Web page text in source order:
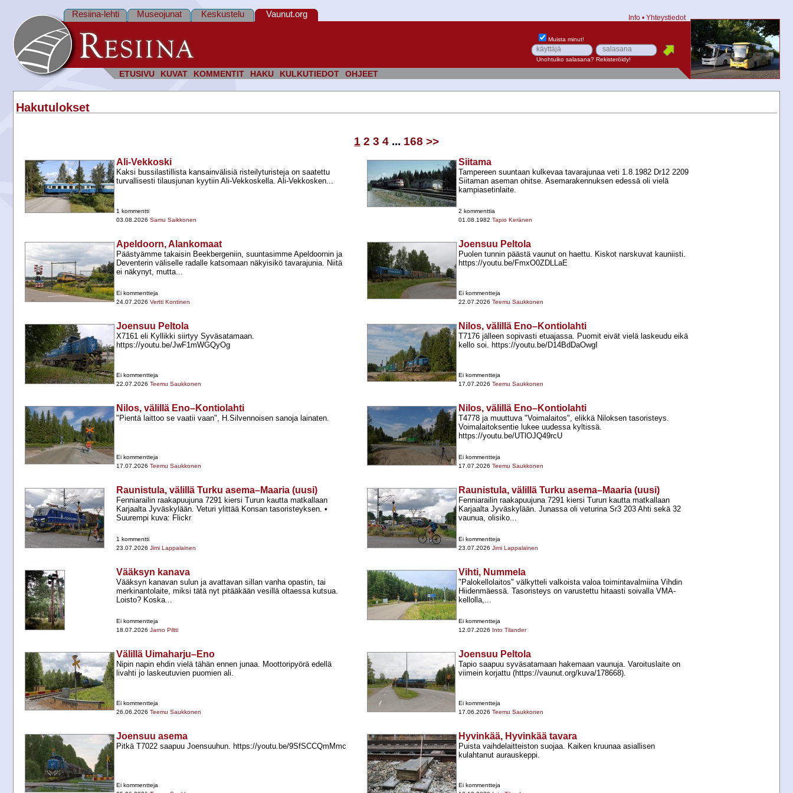
ETUSIVU KUVAT KOMMENTIT HAKU KULKUTIEDOT OHJEET
Resiina-lehti Museojunat Keskustelu Vaunut.org Info • Yhteystiedot
Muista minut!
Unohtuiko salasana? Rekisteröidy!
Hakutulokset
1 2 3 4 ... 168 >>
Ali-Vekkoski
Kaksi bussilastillista kansainvälisiä risteilyturisteja on saatettu
turvallisesti tilausjunan kyytiin Ali-​Vekkoskella. Ali-​Vekkosken...
1 kommentti
03.08.2026 Samu Saikkonen
Siitama
Tampereen suuntaan kulkevaa tavarajunaa veti 1.8.1982 Dr12 2209
Siitaman aseman ohitse. Asemarakennuksen edessä oli vielä
kampiasetinlaite.
2 kommenttia
01.08.1982 Tapio Keränen
Apeldoorn, Alankomaat
Päästyämme takaisin Beekbergeniin, suuntasimme Apeldoornin ja
Deventerin väliselle radalle katsomaan näkyisikö tavarajunia. Niitä
ei näkynyt, mutta...
Ei kommentteja
24.07.2026 Vertti Kontinen
Joensuu Peltola
Puolen tunnin päästä vaunut on haettu. Kiskot narskuvat kauniisti.
https://youtu.be/FmxO0ZDLLaE
Ei kommentteja
22.07.2026 Teemu Saukkonen
Joensuu Peltola
X7161 eli Kyllikki siirtyy Syväsatamaan.
https://youtu.be/JwF1mWGQyOg
Ei kommentteja
22.07.2026 Teemu Saukkonen
Nilos, välillä Eno–Kontiolahti
T7176 jälleen sopivasti etuajassa. Puomit eivät vielä laskeudu eikä
kello soi. https://youtu.be/D14BdDaOwgI
Ei kommentteja
17.07.2026 Teemu Saukkonen
Nilos, välillä Eno–Kontiolahti
"Pientä laittoo se vaatii vaan", H.Silvennoisen sanoja lainaten.
Ei kommentteja
17.07.2026 Teemu Saukkonen
Nilos, välillä Eno–Kontiolahti
T4778 ja muuttuva "Voimalaitos", elikkä Niloksen tasoristeys.
Voimalaitoksentie lukee uudessa kyltissä.
https://youtu.be/UTlOJQ49rcU
Ei kommentteja
17.07.2026 Teemu Saukkonen
Raunistula, välillä Turku asema–Maaria (uusi)
Fenniarailin raakapuujuna 7291 kiersi Turun kautta matkallaan
Karjaalta Jyväskylään. Veturi ylittää Konsan tasoristeyksen. •
Suurempi kuva: Flickr
1 kommentti
23.07.2026 Jimi Lappalainen
Raunistula, välillä Turku asema–Maaria (uusi)
Fenniarailin raakapuujuna 7291 kiersi Turun kautta matkallaan
Karjaalta Jyväskylään. Junassa oli veturina Sr3 203 Ahti sekä 32
vaunua, olisiko...
Ei kommentteja
23.07.2026 Jimi Lappalainen
Vääksyn kanava
Vääksyn kanavan sulun ja avattavan sillan vanha opastin, tai
merkinantolaite, miksi tätä nyt pitääkään vesillä oltaessa kutsua.
Loisto? Koska...
Ei kommentteja
18.07.2026 Jarno Piltti
Vihti, Nummela
"Palokellolaitos" välkytteli valkoista valoa toimintavalmiina Vihdin
Hiidenmäessä. Tasoristeys on varustettu hitaasti soivalla VMA-​
kellolla,...
Ei kommentteja
12.07.2026 Into Tilander
Välillä Uimaharju–Eno
Nipin napin ehdin vielä tähän ennen junaa. Moottoripyörä edellä
livahti jo laskeutuvien puomien ali.
Ei kommentteja
26.06.2026 Teemu Saukkonen
Joensuu Peltola
Tapio saapuu syväsatamaan hakemaan vaunuja. Varoituslaite on
viimein korjattu (https://vaunut.org/kuva/178668).
Ei kommentteja
17.06.2026 Teemu Saukkonen
Joensuu asema
Pitkä T7022 saapuu Joensuuhun. https://youtu.be/9SfSCCQmMmc
Ei kommentteja
Hyvinkää, Hyvinkää tavara
Puista vaihdelaitteiston suojaa. Kaiken kruunaa asiallisen
kulahtanut aurauskeppi.
Ei kommentteja